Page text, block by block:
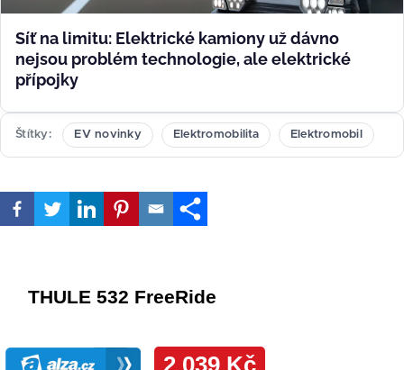
Síť na limitu: Elektrické kamiony už dávno
nejsou problém technologie, ale elektrické
přípojky
Štítky EV novinky Elektromobilita Elektromobil